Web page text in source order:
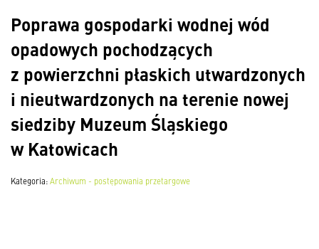
Poprawa gospodarki wodnej wód
opadowych pochodzących
z powierzchni płaskich utwardzonych
i nieutwardzonych na terenie nowej
siedziby Muzeum Śląskiego
w Katowicach
Kategoria:Archiwum - postępowania przetargowe